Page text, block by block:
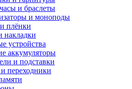
и браслеты
и моноподы
плёнки
накладки
устройства
аккумуляторы
и подставки
переходники